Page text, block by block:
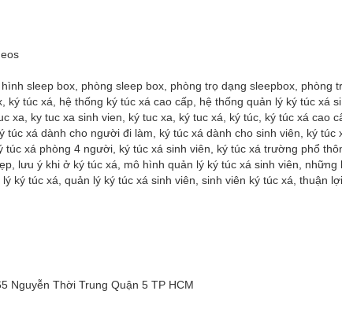
sleep box, phòng sleep box, phòng trọ dạng sleepbox, phòng
túc xá, hệ thống ký túc xá cao cấp, hệ thống quản lý ký túc xá
xa, ky tuc xa sinh vien, ký tuc xa, ký tuc xá, ký túc, ký túc xá cao
xá dành cho người đi làm, ký túc xá dành cho sinh viên, ký túc
xá phòng 4 người, ký túc xá sinh viên, ký túc xá trường phổ
lưu ý khi ở ký túc xá, mô hình quản lý ký túc xá sinh viên, những
ký túc xá, quản lý ký túc xá sinh viên, sinh viên ký túc xá, thuận
Nguyễn Thời Trung Quận 5 TP HCM